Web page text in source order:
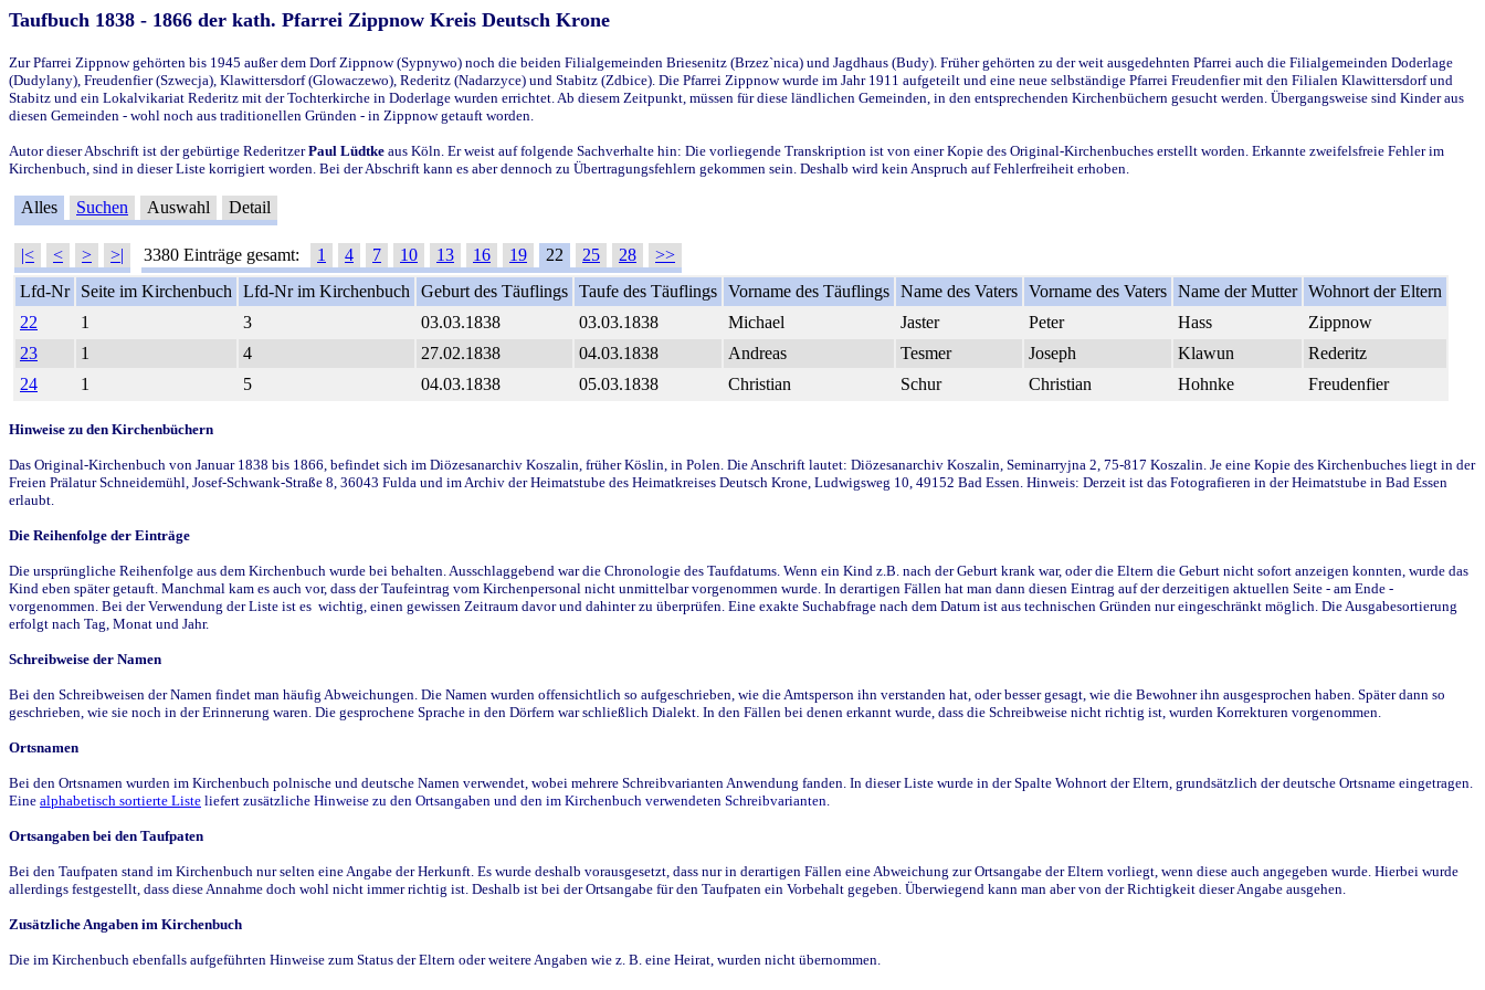
Taufbuch 1838 - 1866 der kath. Pfarrei Zippnow Kreis Deutsch Krone
Zur Pfarrei Zippnow gehörten bis 1945 außer dem Dorf Zippnow (Sypnywo) noch die beiden Filialgemeinden Briesenitz (Brzez`nica) und Jagdhaus (Budy). Früher gehörten zu der weit ausgedehnten Pfarrei auch die Filialgemeinden Doderlage
(Dudylany), Freudenfier (Szwecja), Klawittersdorf (Glowaczewo), Rederitz (Nadarzyce) und Stabitz (Zdbice). Die Pfarrei Zippnow wurde im Jahr 1911 aufgeteilt und eine neue selbständige Pfarrei Freudenfier mit den Filialen Klawittersdorf und
Stabitz und ein Lokalvikariat Rederitz mit der Tochterkirche in Doderlage wurden errichtet. Ab diesem Zeitpunkt, müssen für diese ländlichen Gemeinden, in den entsprechenden Kirchenbüchern gesucht werden. Übergangsweise sind Kinder aus
diesen Gemeinden - wohl noch aus traditionellen Gründen - in Zippnow getauft worden.
Autor dieser Abschrift ist der gebürtige RederitzerPaul Lüdtke aus Köln. Er weist auf folgende Sachverhalte hin: Die vorliegende Transkription ist von einer Kopie des Original-Kirchenbuches erstellt worden. Erkannte zweifelsfreie Fehler im
Kirchenbuch, sind in dieser Liste korrigiert worden. Bei der Abschrift kann es aber dennoch zu Übertragungsfehlern gekommen sein. Deshalb wird kein Anspruch auf Fehlerfreiheit erhoben.
Alles Suchen Auswahl Detail
|< < > >| 3380 Einträge gesamt: 1 4 7 10 13 16 19 22 25 28
>>
Lfd-Nr
Seite im Kirchenbuch Lfd-Nr im Kirchenbuch Geburt des Täuflings Taufe des Täuflings Vorname des Täuflings Name des Vaters Vorname des Vaters Name der Mutter Wohnort der Eltern
22
1 3 03.03.1838 03.03.1838 Michael Jaster Peter Hass
Zippnow
23
1 4 27.02.1838 04.03.1838 Andreas Tesmer Joseph Klawun
Rederitz
24
1 5 04.03.1838 05.03.1838 Christian Schur Christian Hohnke Freudenfier
Hinweise zu den Kirchenbüchern
Das Original-Kirchenbuch von Januar 1838 bis 1866, befindet sich im Diözesanarchiv Koszalin, früher Köslin, in Polen. Die Anschrift lautet: Diözesanarchiv Koszalin, Seminarryjna 2, 75-817 Koszalin. Je eine Kopie des Kirchenbuches liegt in der
Freien Prälatur Schneidemühl, Josef-Schwank-Straße 8, 36043 Fulda und im Archiv der Heimatstube des Heimatkreises Deutsch Krone, Ludwigsweg 10, 49152 Bad Essen. Hinweis: Derzeit ist das Fotografieren in der Heimatstube in Bad Essen
erlaubt.
Die Reihenfolge der Einträge
Die ursprüngliche Reihenfolge aus dem Kirchenbuch wurde bei behalten. Ausschlaggebend war die Chronologie des Taufdatums. Wenn ein Kind z.B. nach der Geburt krank war, oder die Eltern die Geburt nicht sofort anzeigen konnten, wurde das
Kind eben später getauft. Manchmal kam es auch vor, dass der Taufeintrag vom Kirchenpersonal nicht unmittelbar vorgenommen wurde. In derartigen Fällen hat man dann diesen Eintrag auf der derzeitigen aktuellen Seite - am Ende -
vorgenommen. Bei der Verwendung der Liste ist es wichtig, einen gewissen Zeitraum davor und dahinter zu überprüfen. Eine exakte Suchabfrage nach dem Datum ist aus technischen Gründen nur eingeschränkt möglich. Die Ausgabesortierung
erfolgt nach Tag, Monat und Jahr.
Schreibweise der Namen
Bei den Schreibweisen der Namen findet man häufig Abweichungen. Die Namen wurden offensichtlich so aufgeschrieben, wie die Amtsperson ihn verstanden hat, oder besser gesagt, wie die Bewohner ihn ausgesprochen haben. Später dann so
geschrieben, wie sie noch in der Erinnerung waren. Die gesprochene Sprache in den Dörfern war schließlich Dialekt. In den Fällen bei denen erkannt wurde, dass die Schreibweise nicht richtig ist, wurden Korrekturen vorgenommen.
Ortsnamen
Bei den Ortsnamen wurden im Kirchenbuch polnische und deutsche Namen verwendet, wobei mehrere Schreibvarianten Anwendung fanden. In dieser Liste wurde in der Spalte Wohnort der Eltern, grundsätzlich der deutsche Ortsname eingetragen.
Eine alphabetisch sortierte Liste liefert zusätzliche Hinweise zu den Ortsangaben und den im Kirchenbuch verwendeten Schreibvarianten.
Ortsangaben bei den Taufpaten
Bei den Taufpaten stand im Kirchenbuch nur selten eine Angabe der Herkunft. Es wurde deshalb vorausgesetzt, dass nur in derartigen Fällen eine Abweichung zur Ortsangabe der Eltern vorliegt, wenn diese auch angegeben wurde. Hierbei wurde
allerdings festgestellt, dass diese Annahme doch wohl nicht immer richtig ist. Deshalb ist bei der Ortsangabe für den Taufpaten ein Vorbehalt gegeben. Überwiegend kann man aber von der Richtigkeit dieser Angabe ausgehen.
Zusätzliche Angaben im Kirchenbuch
Die im Kirchenbuch ebenfalls aufgeführten Hinweise zum Status der Eltern oder weitere Angaben wie z. B. eine Heirat, wurden nicht übernommen.